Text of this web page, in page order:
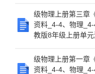
级物理上册第三章
资料_4-4、物理
教版8年级上册单元
级物理上册第一章
资料_4-4、物理